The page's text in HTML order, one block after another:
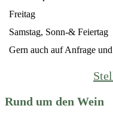
Freitag
Samstag, Sonn-& Feiertag
Gern auch auf Anfrage
Rund um den Wein